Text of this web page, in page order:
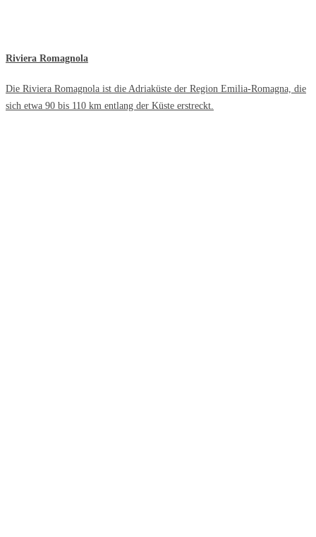
Riviera Romagnola
Die Riviera Romagnola ist die Adriaküste der Region Emilia-Romagna, die
sich etwa 90 bis 110 km entlang der Küste erstreckt.